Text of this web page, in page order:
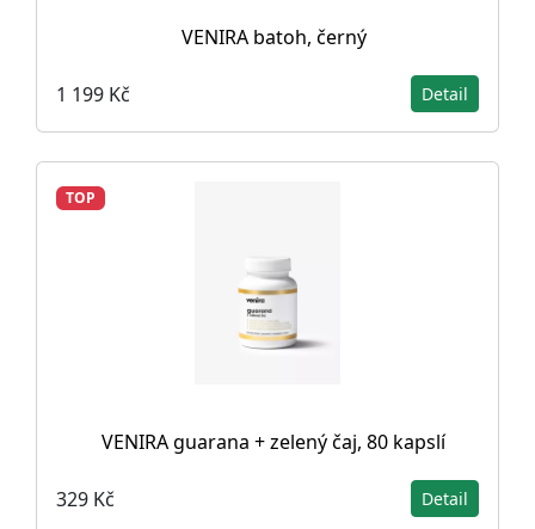
VENIRA batoh, černý
1 199 Kč Detail
TOP
VENIRA guarana + zelený čaj, 80 kapslí
329 Kč Detail